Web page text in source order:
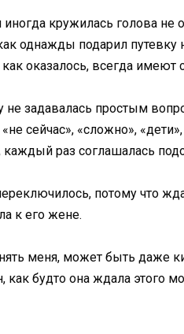
кружилась голова не
однажды подарил
оказалось, всегда
не задавалась простым
«сложно», «дети»,
раз соглашалась
потому что
к его жене.
меня, может быть даже
будто она ждала этого